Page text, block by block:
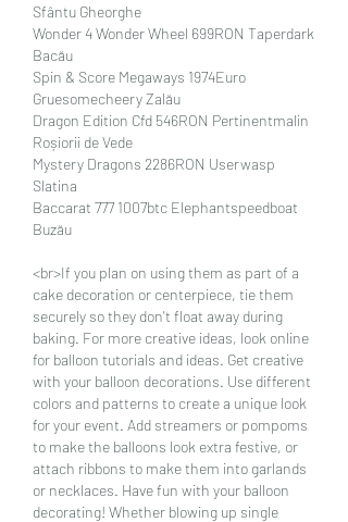
Sfântu Gheorghe
Wonder 4 Wonder Wheel 699RON Taperdark
Bacău
Spin & Score Megaways 1974Euro
Gruesomecheery Zalău
Dragon Edition Cfd 546RON Pertinentmalin
Roșiorii de Vede
Mystery Dragons 2286RON Userwasp
Slatina
Baccarat 777 1007btc Elephantspeedboat
Buzău
<br>If you plan on using them as part of a
cake decoration or centerpiece, tie them
securely so they don't float away during
baking. For more creative ideas, look online
for balloon tutorials and ideas. Get creative
with your balloon decorations. Use different
colors and patterns to create a unique look
for your event. Add streamers or pompoms
to make the balloons look extra festive, or
attach ribbons to make them into garlands
or necklaces. Have fun with your balloon
decorating! Whether blowing up single